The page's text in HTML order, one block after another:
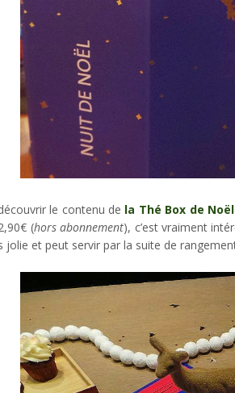
découvrir le contenu de la Thé Box de Noël
(hors abonnement), c’est vraiment
jolie et peut servir par la suite de